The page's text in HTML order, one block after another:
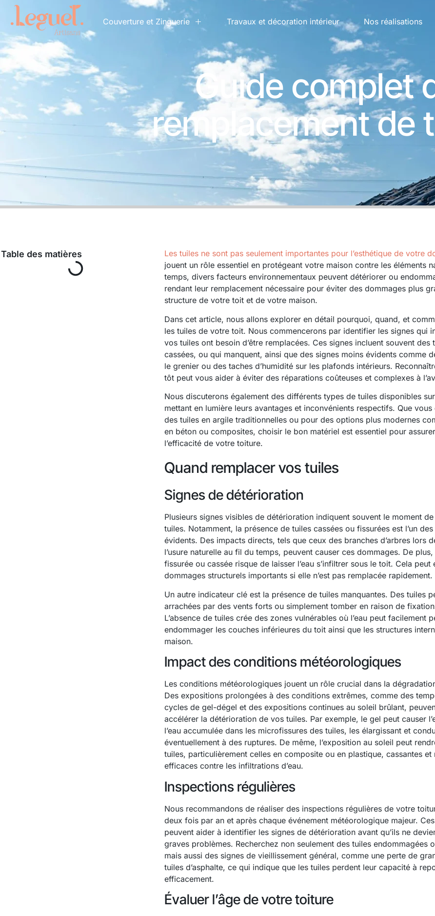
Couverture et Zinguerie Travaux et décoration intérieur Nos réalisations
Guide complet
remplacement de
Table des matières Les tuiles ne sont pas seulement importantes pour l’esthétique de votre
jouent un rôle essentiel en protégeant votre maison contre les éléments
temps, divers facteurs environnementaux peuvent détériorer ou
rendant leur remplacement nécessaire pour éviter des dommages plus
structure de votre toit et de votre maison.
Dans cet article, nous allons explorer en détail pourquoi, quand, et
les tuiles de votre toit. Nous commencerons par identifier les signes qui
vos tuiles ont besoin d’être remplacées. Ces signes incluent souvent des
cassées, ou qui manquent, ainsi que des signes moins évidents comme
le grenier ou des taches d’humidité sur les plafonds intérieurs.
tôt peut vous aider à éviter des réparations coûteuses et complexes à
Nous discuterons également des différents types de tuiles disponibles
mettant en lumière leurs avantages et inconvénients respectifs. Que
des tuiles en argile traditionnelles ou pour des options plus modernes
en béton ou composites, choisir le bon matériel est essentiel pour
l’efficacité de votre toiture.
Quand remplacer vos tuiles
Signes de détérioration
Plusieurs signes visibles de détérioration indiquent souvent le moment
tuiles. Notamment, la présence de tuiles cassées ou fissurées est l’un
évidents. Des impacts directs, tels que ceux des branches d’arbres lors
l’usure naturelle au fil du temps, peuvent causer ces dommages. De
fissurée ou cassée risque de laisser l’eau s’infiltrer sous le toit. Cela peut
dommages structurels importants si elle n’est pas remplacée rapidement.
Un autre indicateur clé est la présence de tuiles manquantes. Des tuiles
arrachées par des vents forts ou simplement tomber en raison de
L’absence de tuiles crée des zones vulnérables où l’eau peut facilement
endommager les couches inférieures du toit ainsi que les structures
maison.
Impact des conditions météorologiques
Les conditions météorologiques jouent un rôle crucial dans la
Des expositions prolongées à des conditions extrêmes, comme des
cycles de gel-dégel et des expositions continues au soleil brûlant,
accélérer la détérioration de vos tuiles. Par exemple, le gel peut causer
l’eau accumulée dans les microfissures des tuiles, les élargissant et
éventuellement à des ruptures. De même, l’exposition au soleil peut
tuiles, particulièrement celles en composite ou en plastique, cassantes et
efficaces contre les infiltrations d’eau.
Inspections régulières
Nous recommandons de réaliser des inspections régulières de votre
deux fois par an et après chaque événement météorologique majeur.
peuvent aider à identifier les signes de détérioration avant qu’ils ne
graves problèmes. Recherchez non seulement des tuiles endommagées
mais aussi des signes de vieillissement général, comme une perte de
tuiles d’asphalte, ce qui indique que les tuiles perdent leur capacité à
efficacement.
Évaluer l’âge de votre toiture